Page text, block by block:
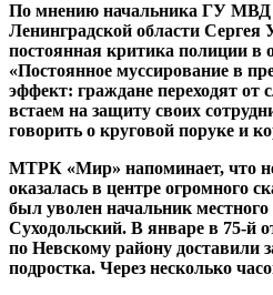
По мнению начальника ГУ МВД
Ленинградской области Сергея
постоянная критика полиции
«Постоянное муссирование в
эффект: граждане переходят от
встаем на защиту своих
говорить о круговой поруке и
МТРК «Мир» напоминает, что
оказалась в центре огромного
был уволен начальник
Суходольский. В январе в 75-й
по Невскому району доставили
подростка. Через несколько